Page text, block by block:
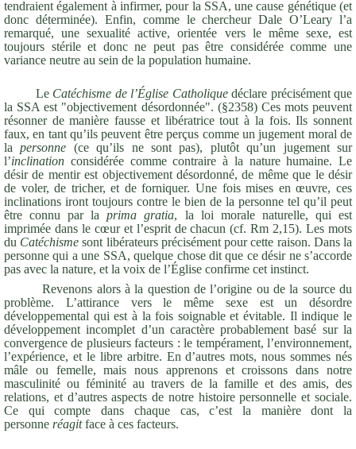
tendraient également à infirmer, pour la SSA, une cause génétique (et
donc déterminée). Enfin, comme le chercheur Dale O’Leary l’a
remarqué, une sexualité active, orientée vers le même sexe, est
toujours stérile et donc ne peut pas être considérée comme une
variance neutre au sein de la population humaine.
Le Catéchisme de l’Église Catholiquedéclare précisément que
la SSA est "objectivement désordonnée". (§2358) Ces mots peuvent
résonner de manière fausse et libératrice tout à la fois. Ils sonnent
faux, en tant qu’ils peuvent être perçus comme un jugement moral de
lapersonne (ce qu’ils ne sont pas), plutôt qu’un jugement sur
l’inclination considérée comme contraire à la nature humaine. Le
désir de mentir est objectivement désordonné, de même que le désir
de voler, de tricher, et de forniquer. Une fois mises en œuvre, ces
inclinations iront toujours contre le bien de la personne tel qu’il peut
être connu par laprima gratia, la loi morale naturelle, qui est
imprimée dans le cœur et l’esprit de chacun (cf. Rm 2,15). Les mots
du Catéchismesont libérateurs précisément pour cette raison. Dans la
personne qui a une SSA, quelque chose dit que ce désir ne s’accorde
pas avec la nature, et la voix de l’Église confirme cet instinct.
Revenons alors à la question de l’origine ou de la source du
problème. L’attirance vers le même sexe est un désordre
développemental qui est à la fois soignable et évitable. Il indique le
développement incomplet d’un caractère probablement basé sur la
convergence de plusieurs facteurs : le tempérament, l’environnement,
l’expérience, et le libre arbitre. En d’autres mots, nous sommes nés
mâle ou femelle, mais nous apprenons et croissons dans notre
masculinité ou féminité au travers de la famille et des amis, des
relations, et d’autres aspects de notre histoire personnelle et sociale.
Ce qui compte dans chaque cas, c’est la manière dont la
personne réagitface à ces facteurs.